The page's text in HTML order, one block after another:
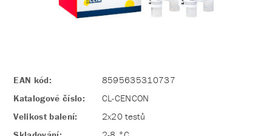
EAN kód:
8595635310737
Katalogové číslo:
CL-CENCON
Velikost balení:
2x20 testů